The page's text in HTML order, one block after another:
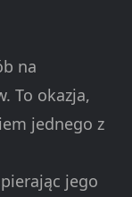
na
To okazja,
jednego z
jego